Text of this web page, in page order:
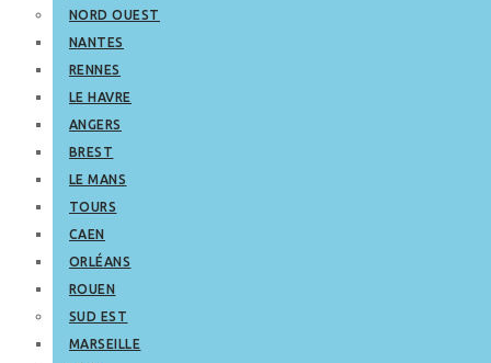
NORD OUEST
NANTES
RENNES
LE HAVRE
ANGERS
BREST
LE MANS
TOURS
CAEN
ORLÉANS
ROUEN
SUD EST
MARSEILLE